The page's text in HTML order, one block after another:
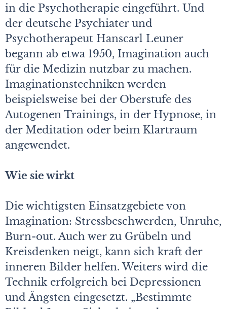
in die Psychotherapie eingeführt. Und
der deutsche Psychiater und
Psychotherapeut Hanscarl Leuner
begann ab etwa 1950, Imagination auch
für die Medizin nutzbar zu machen.
Imaginationstechniken werden
beispielsweise bei der Oberstufe des
Autogenen Trainings, in der Hypnose, in
der Meditation oder beim Klartraum
angewendet.
Wie sie wirkt
Die wichtigsten Einsatzgebiete von
Imagination: Stressbeschwerden, Unruhe,
Burn-out. Auch wer zu Grübeln und
Kreisdenken neigt, kann sich kraft der
inneren Bilder helfen. Weiters wird die
Technik erfolgreich bei Depressionen
und Ängsten eingesetzt. „Bestimmte